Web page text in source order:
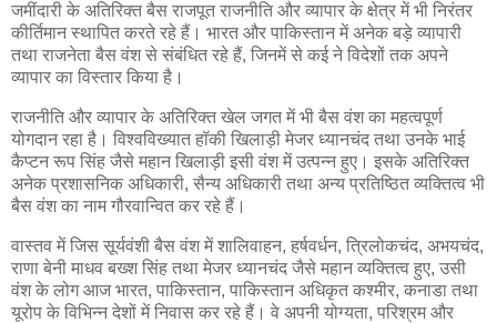
जमींदारी के अतिरिक्त बैस राजपूत राजनीति और व्यापार के क्षेत्र में भी निरंतर
कीर्तिमान स्थापित करते रहे हैं। भारत और पाकिस्तान में अनेक बड़े व्यापारी
तथा राजनेता बैस वंश से संबंधित रहे हैं, जिनमें से कई ने विदेशों तक अपने
व्यापार का विस्तार किया है।
राजनीति और व्यापार के अतिरिक्त खेल जगत में भी बैस वंश का महत्वपूर्ण
योगदान रहा है। विश्वविख्यात हॉकी खिलाड़ी मेजर ध्यानचंद तथा उनके भाई
कैप्टन रूप सिंह जैसे महान खिलाड़ी इसी वंश में उत्पन्न हुए। इसके अतिरिक्त
अनेक प्रशासनिक अधिकारी, सैन्य अधिकारी तथा अन्य प्रतिष्ठित व्यक्तित्व भी
बैस वंश का नाम गौरवान्वित कर रहे हैं।
वास्तव में जिस सूर्यवंशी बैस वंश में शालिवाहन, हर्षवर्धन, त्रिलोकचंद, अभयचंद,
राणा बेनी माधव बख्श सिंह तथा मेजर ध्यानचंद जैसे महान व्यक्तित्व हुए, उसी
वंश के लोग आज भारत, पाकिस्तान, पाकिस्तान अधिकृत कश्मीर, कनाडा तथा
यूरोप के विभिन्न देशों में निवास कर रहे हैं। वे अपनी योग्यता, परिश्रम और